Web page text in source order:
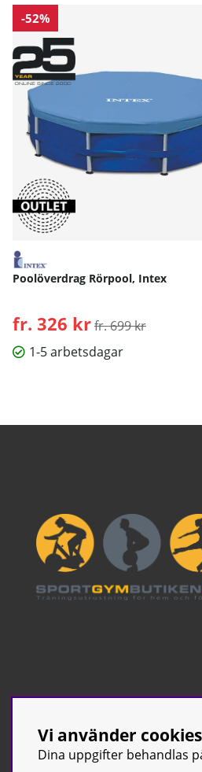
-52%
Poolöverdrag Rörpool, Intex
fr. 326 krOrdinarie pris:
fr. 699 kr
1-5 arbetsdagar
Vi använder cookies
Dina uppgifter behandlas